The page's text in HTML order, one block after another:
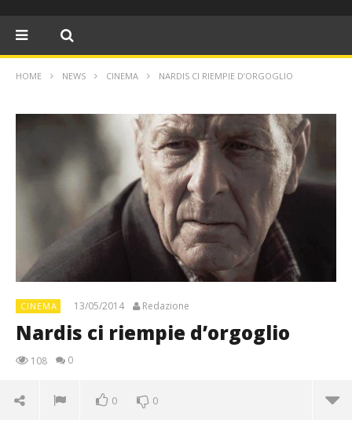
HOME NEWS CINEMA NARDIS CI RIEMPIE D’ORGOGLIO
CINEMA 13/05/2014 Redazione
Nardis ci riempie d’orgoglio
108 0
0 0